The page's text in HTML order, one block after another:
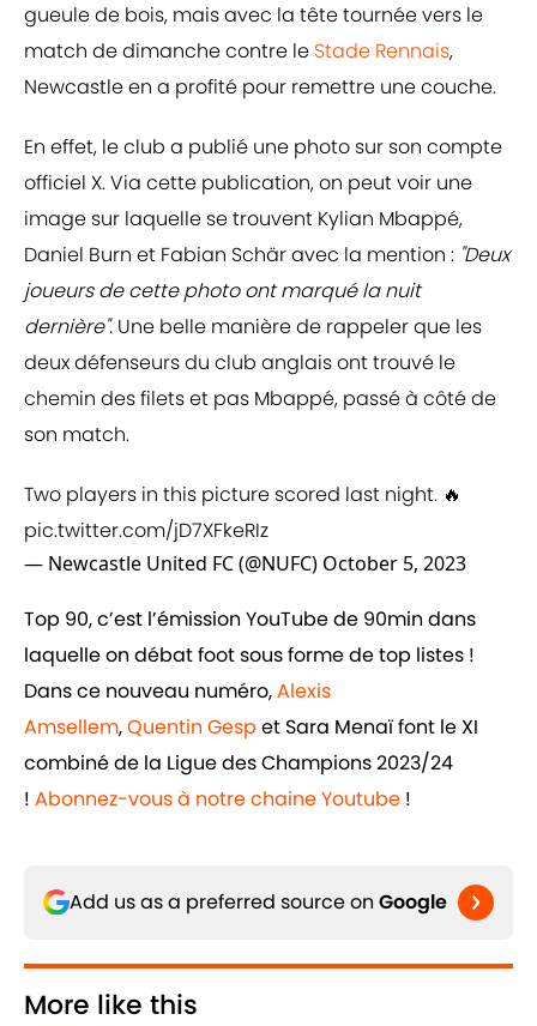
gueule de bois, mais avec la tête tournée vers le
match de dimanche contre le Stade Rennais,
Newcastle en a profité pour remettre une couche.
En effet, le club a publié une photo sur son compte
officiel X. Via cette publication, on peut voir une
image sur laquelle se trouvent Kylian Mbappé,
Daniel Burn et Fabian Schär avec la mention : "Deux
joueurs de cette photo ont marqué la nuit
dernière". Une belle manière de rappeler que les
deux défenseurs du club anglais ont trouvé le
chemin des filets et pas Mbappé, passé à côté de
son match.
Two players in this picture scored last night. 🔥
pic.twitter.com/jD7XFkeRIz
— Newcastle United FC (@NUFC) October 5, 2023
Top 90, c’est l’émission YouTube de 90min dans
laquelle on débat foot sous forme de top listes !
Dans ce nouveau numéro,Alexis
Amsellem,Quentin Gesp et Sara Menaï font le XI
combiné de la Ligue des Champions 2023/24
! Abonnez-vous à notre chaine Youtube !
Add us as a preferred source on Google
More like this